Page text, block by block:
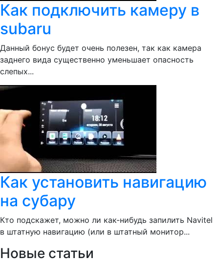
Как подключить камеру в
subaru
Данный бонус будет очень полезен, так как камера
заднего вида существенно уменьшает опасность
слепых...
Как установить навигацию
на субару
Кто подскажет, можно ли как-нибудь запилить Navitel
в штатную навигацию (или в штатный монитор...
Новые статьи